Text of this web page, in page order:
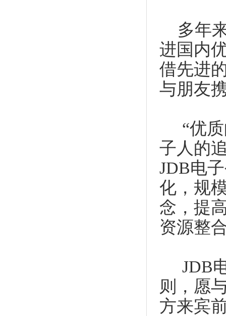
多年
进国内
借先进
与朋友
“优质
子人的
JDB电
化，规
念，提
资源整
JDB电
则，愿
方来宾